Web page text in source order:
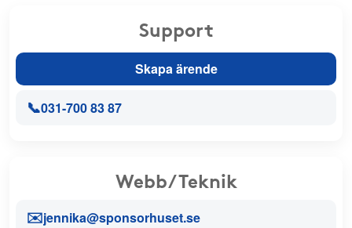
Support
Skapa ärende
📞031-700 83 87
Webb/Teknik
✉️jennika@sponsorhuset.se